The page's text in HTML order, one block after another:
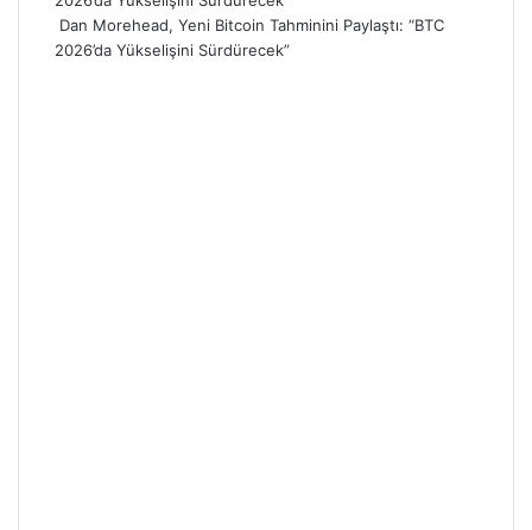
Dan Morehead, Yeni Bitcoin Tahminini Paylaştı: “BTC
2026’da Yükselişini Sürdürecek”